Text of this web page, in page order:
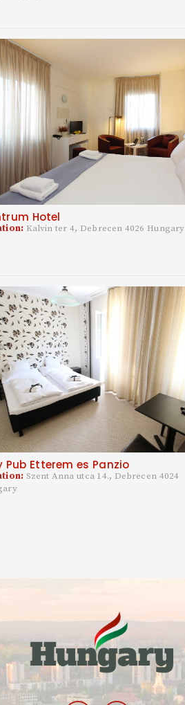
Hotel
Kalvin ter 4, Debrecen 4026 Hungary
Pub Etterem es Panzio
Szent Anna utca 14., Debrecen 4024